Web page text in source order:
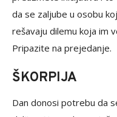
da se zaljube u osobu
rešavaju dilemu koja im
Pripazite na prejedanje.
ŠKORPIJA
Dan donosi potrebu da